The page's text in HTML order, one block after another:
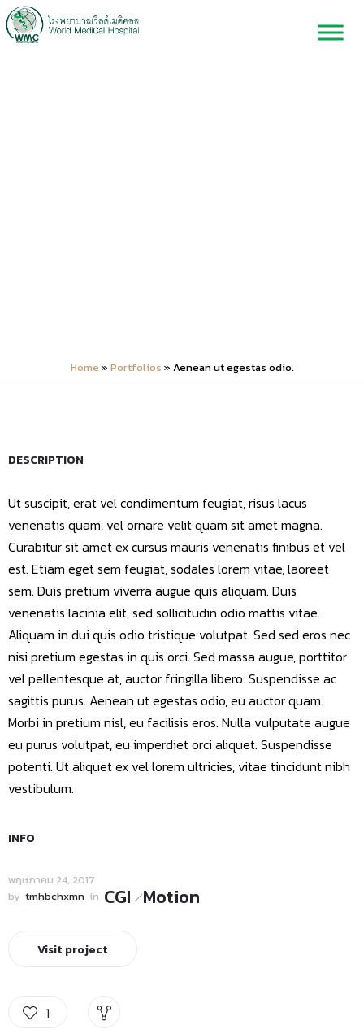
Home » Portfolios » Aenean ut egestas odio.
DESCRIPTION
Ut suscipit, erat vel condimentum feugiat, risus lacus
venenatis quam, vel ornare velit quam sit amet magna.
Curabitur sit amet ex cursus mauris venenatis finibus et vel
est. Etiam eget sem feugiat, sodales lorem vitae, laoreet
sem. Duis pretium viverra augue quis aliquam. Duis
venenatis lacinia elit, sed sollicitudin odio mattis vitae.
Aliquam in dui quis odio tristique volutpat. Sed sed eros nec
nisi pretium egestas in quis orci. Sed massa augue, porttitor
vel pellentesque at, auctor fringilla libero. Suspendisse ac
sagittis purus. Aenean ut egestas odio, eu auctor quam.
Morbi in pretium nisl, eu facilisis eros. Nulla vulputate augue
eu purus volutpat, eu imperdiet orci aliquet. Suspendisse
potenti. Ut aliquet ex vel lorem ultricies, vitae tincidunt nibh
vestibulum.
INFO
พฤษภาคม 24, 2017
by tmhbchxmn in CGI Motion
Visit project
1